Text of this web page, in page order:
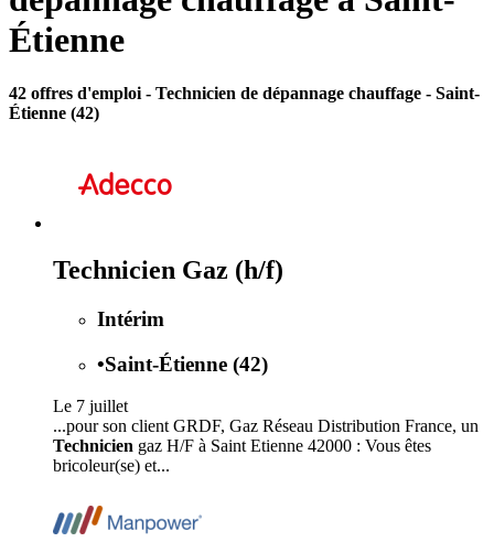
Étienne
42 offres d'emploi - Technicien de dépannage chauffage - Saint-
Étienne (42)
Technicien Gaz (h/f)
Intérim
•Saint-Étienne (42)
Le 7 juillet
...pour son client GRDF, Gaz Réseau Distribution France, un
Technicien gaz H/F à Saint Etienne 42000 : Vous êtes
bricoleur(se) et...